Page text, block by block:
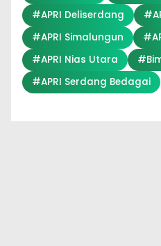
#APRI Deliserdang
#APRI Simalungun
#APRI Nias Utara
#APRI Serdang Bedagai